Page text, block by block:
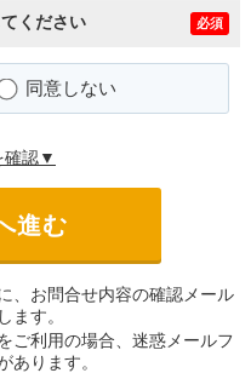
ください 必須
同意しない
確認▼
、お問合せ内容の確認メール
ます。
ご利用の場合、迷惑メールフ
あります。